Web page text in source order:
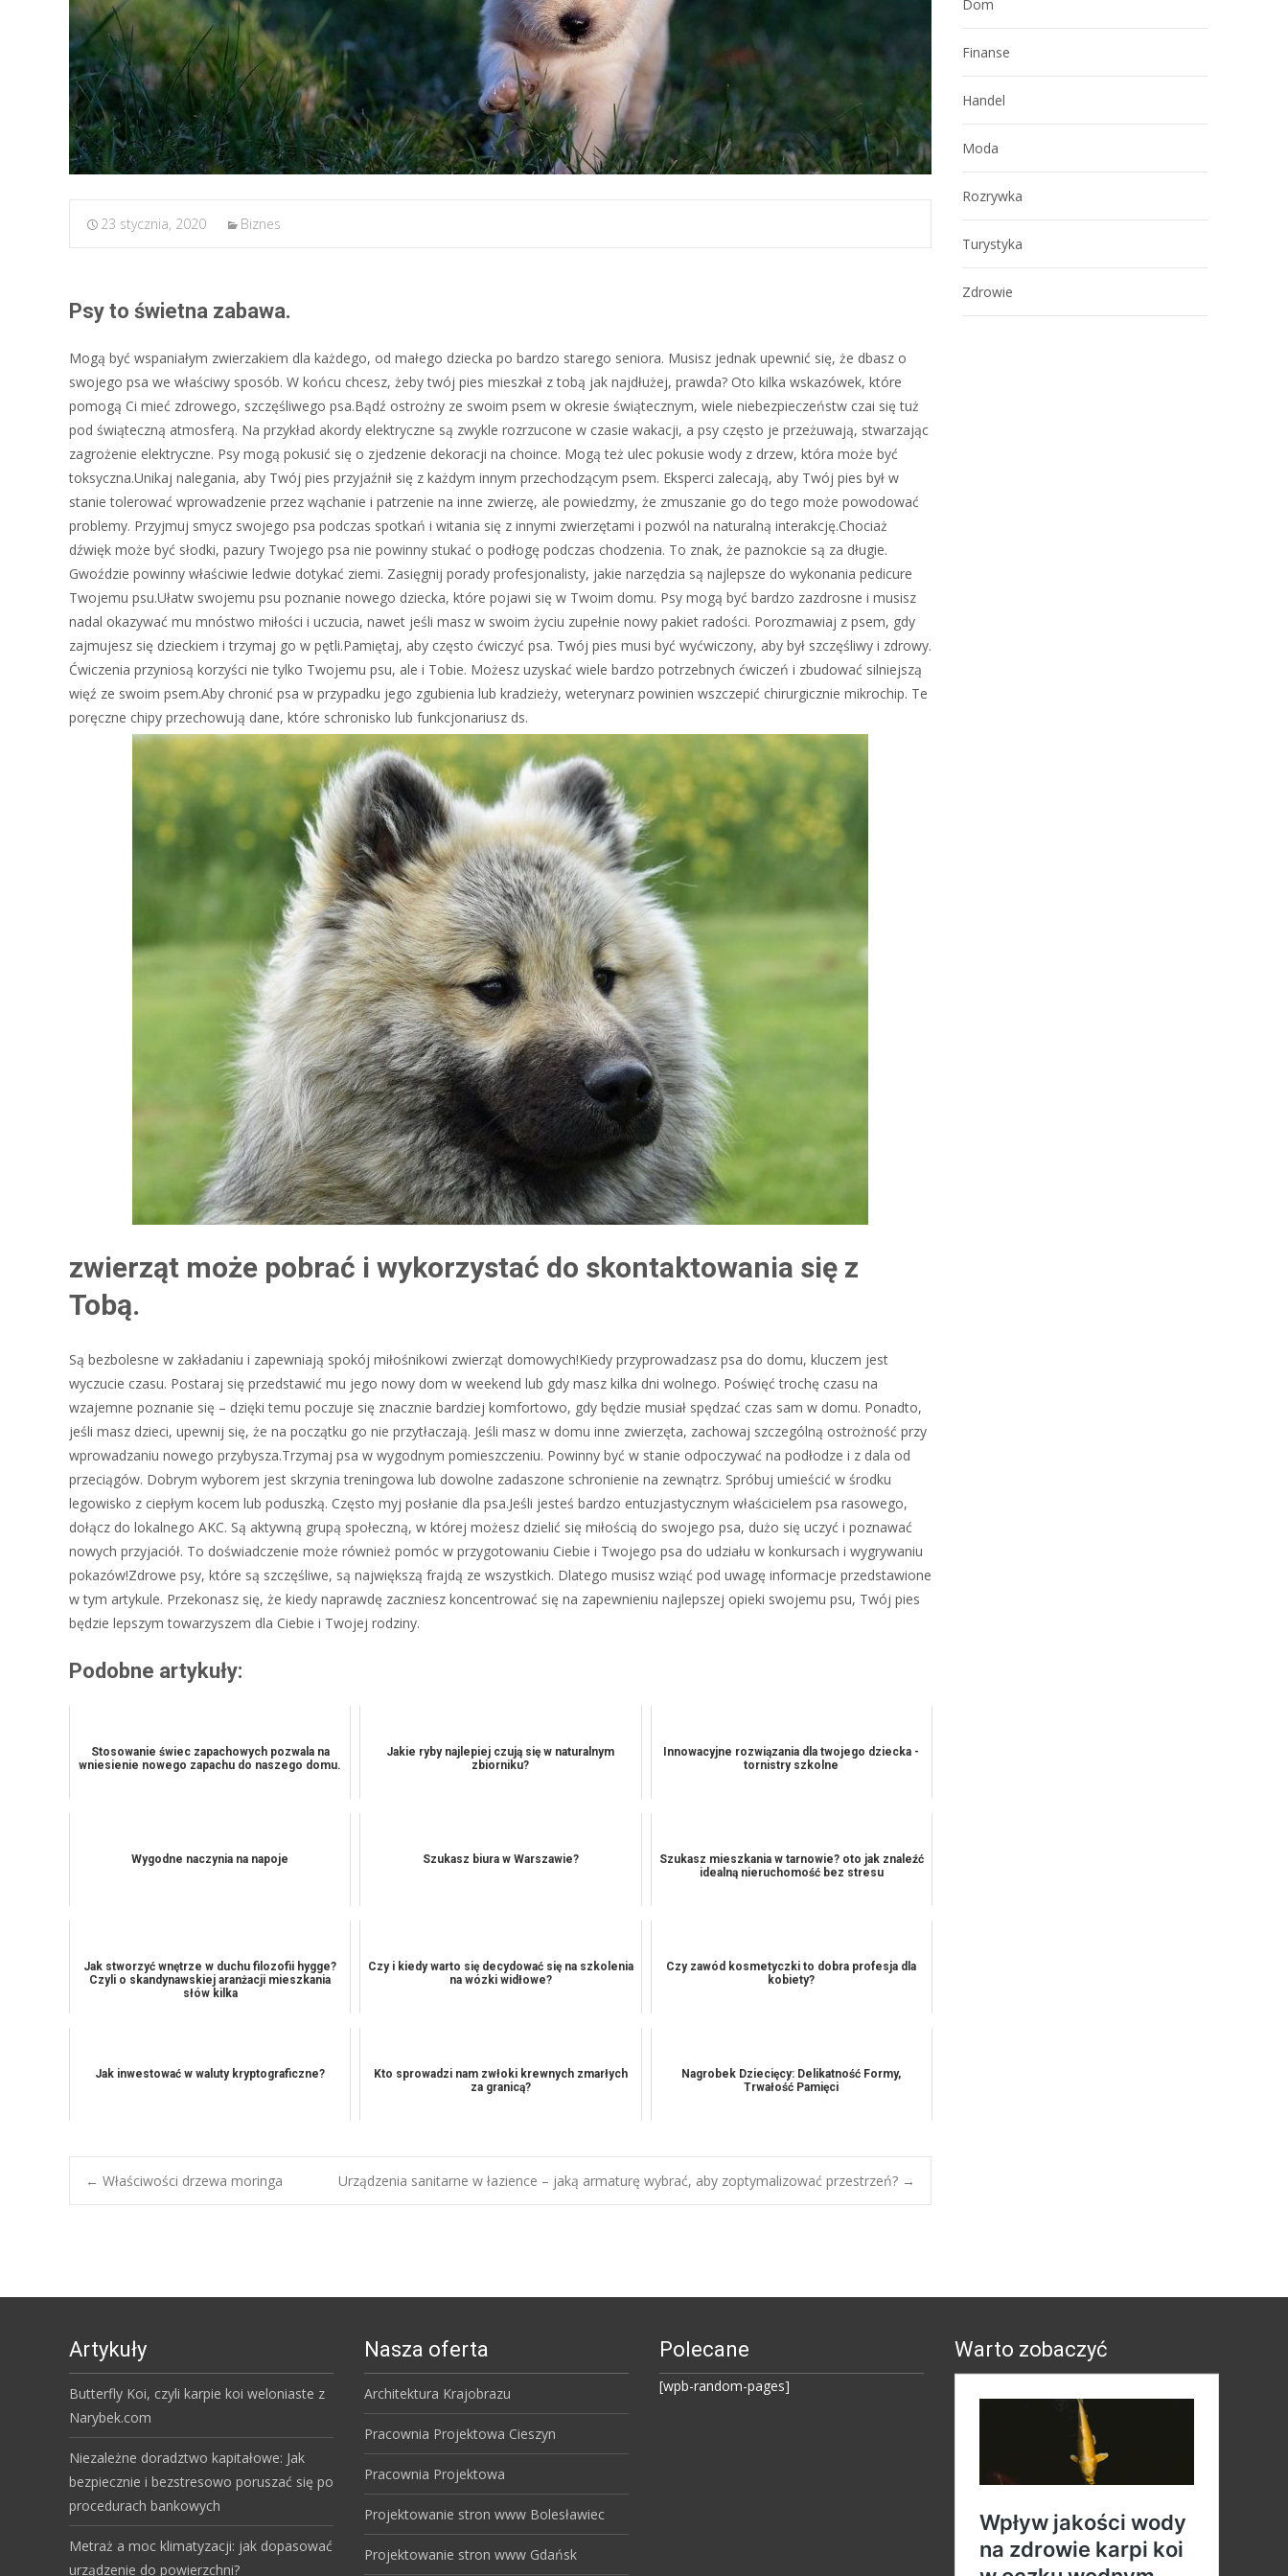
23 stycznia, 2020 Biznes
Psy to świetna zabawa.
Mogą być wspaniałym zwierzakiem dla każdego, od małego dziecka po bardzo starego seniora. Musisz jednak upewnić się, że dbasz o
swojego psa we właściwy sposób. W końcu chcesz, żeby twój pies mieszkał z tobą jak najdłużej, prawda? Oto kilka wskazówek, które
pomogą Ci mieć zdrowego, szczęśliwego psa.Bądź ostrożny ze swoim psem w okresie świątecznym, wiele niebezpieczeństw czai się tuż
pod świąteczną atmosferą. Na przykład akordy elektryczne są zwykle rozrzucone w czasie wakacji, a psy często je przeżuwają, stwarzając
zagrożenie elektryczne. Psy mogą pokusić się o zjedzenie dekoracji na choince. Mogą też ulec pokusie wody z drzew, która może być
toksyczna.Unikaj nalegania, aby Twój pies przyjaźnił się z każdym innym przechodzącym psem. Eksperci zalecają, aby Twój pies był w
stanie tolerować wprowadzenie przez wąchanie i patrzenie na inne zwierzę, ale powiedzmy, że zmuszanie go do tego może powodować
problemy. Przyjmuj smycz swojego psa podczas spotkań i witania się z innymi zwierzętami i pozwól na naturalną interakcję.Chociaż
dźwięk może być słodki, pazury Twojego psa nie powinny stukać o podłogę podczas chodzenia. To znak, że paznokcie są za długie.
Gwoździe powinny właściwie ledwie dotykać ziemi. Zasięgnij porady profesjonalisty, jakie narzędzia są najlepsze do wykonania pedicure
Twojemu psu.Ułatw swojemu psu poznanie nowego dziecka, które pojawi się w Twoim domu. Psy mogą być bardzo zazdrosne i musisz
nadal okazywać mu mnóstwo miłości i uczucia, nawet jeśli masz w swoim życiu zupełnie nowy pakiet radości. Porozmawiaj z psem, gdy
zajmujesz się dzieckiem i trzymaj go w pętli.Pamiętaj, aby często ćwiczyć psa. Twój pies musi być wyćwiczony, aby był szczęśliwy i zdrowy.
Ćwiczenia przyniosą korzyści nie tylko Twojemu psu, ale i Tobie. Możesz uzyskać wiele bardzo potrzebnych ćwiczeń i zbudować silniejszą
więź ze swoim psem.Aby chronić psa w przypadku jego zgubienia lub kradzieży, weterynarz powinien wszczepić chirurgicznie mikrochip. Te
poręczne chipy przechowują dane, które schronisko lub funkcjonariusz ds.
zwierząt może pobrać i wykorzystać do skontaktowania się z
Tobą.
Są bezbolesne w zakładaniu i zapewniają spokój miłośnikowi zwierząt domowych!Kiedy przyprowadzasz psa do domu, kluczem jest
wyczucie czasu. Postaraj się przedstawić mu jego nowy dom w weekend lub gdy masz kilka dni wolnego. Poświęć trochę czasu na
wzajemne poznanie się – dzięki temu poczuje się znacznie bardziej komfortowo, gdy będzie musiał spędzać czas sam w domu. Ponadto,
jeśli masz dzieci, upewnij się, że na początku go nie przytłaczają. Jeśli masz w domu inne zwierzęta, zachowaj szczególną ostrożność przy
wprowadzaniu nowego przybysza.Trzymaj psa w wygodnym pomieszczeniu. Powinny być w stanie odpoczywać na podłodze i z dala od
przeciągów. Dobrym wyborem jest skrzynia treningowa lub dowolne zadaszone schronienie na zewnątrz. Spróbuj umieścić w środku
legowisko z ciepłym kocem lub poduszką. Często myj posłanie dla psa.Jeśli jesteś bardzo entuzjastycznym właścicielem psa rasowego,
dołącz do lokalnego AKC. Są aktywną grupą społeczną, w której możesz dzielić się miłością do swojego psa, dużo się uczyć i poznawać
nowych przyjaciół. To doświadczenie może również pomóc w przygotowaniu Ciebie i Twojego psa do udziału w konkursach i wygrywaniu
pokazów!Zdrowe psy, które są szczęśliwe, są największą frajdą ze wszystkich. Dlatego musisz wziąć pod uwagę informacje przedstawione
w tym artykule. Przekonasz się, że kiedy naprawdę zaczniesz koncentrować się na zapewnieniu najlepszej opieki swojemu psu, Twój pies
będzie lepszym towarzyszem dla Ciebie i Twojej rodziny.
Podobne artykuły:
Stosowanie świec zapachowych pozwala na
wniesienie nowego zapachu do naszego domu.
Jakie ryby najlepiej czują się w naturalnym
zbiorniku?
Innowacyjne rozwiązania dla twojego dziecka -
tornistry szkolne
Wygodne naczynia na napoje Szukasz biura w Warszawie?
Szukasz mieszkania w tarnowie? oto jak znaleźć
idealną nieruchomość bez stresu
Jak stworzyć wnętrze w duchu filozofii hygge?
Czyli o skandynawskiej aranżacji mieszkania
słów kilka
Czy i kiedy warto się decydować się na szkolenia
na wózki widłowe?
Czy zawód kosmetyczki to dobra profesja dla
kobiety?
Jak inwestować w waluty kryptograficzne?
Kto sprowadzi nam zwłoki krewnych zmarłych
za granicą?
Nagrobek Dziecięcy: Delikatność Formy,
Trwałość Pamięci
Post
← Właściwości drzewa moringa Urządzenia sanitarne w łazience – jaką armaturę wybrać, aby zoptymalizować przestrzeń? →
Dom
Finanse
Handel
Moda
Rozrywka
Turystyka
Zdrowie
Artykuły
Butterfly Koi, czyli karpie koi weloniaste z
Narybek.com
Niezależne doradztwo kapitałowe: Jak
bezpiecznie i bezstresowo poruszać się po
procedurach bankowych
Metraż a moc klimatyzacji: jak dopasować
urządzenie do powierzchni?
Nasza oferta
Architektura Krajobrazu
Pracownia Projektowa Cieszyn
Pracownia Projektowa
Projektowanie stron www Bolesławiec
Projektowanie stron www Gdańsk
Polecane
[wpb-random-pages]
Warto zobaczyć